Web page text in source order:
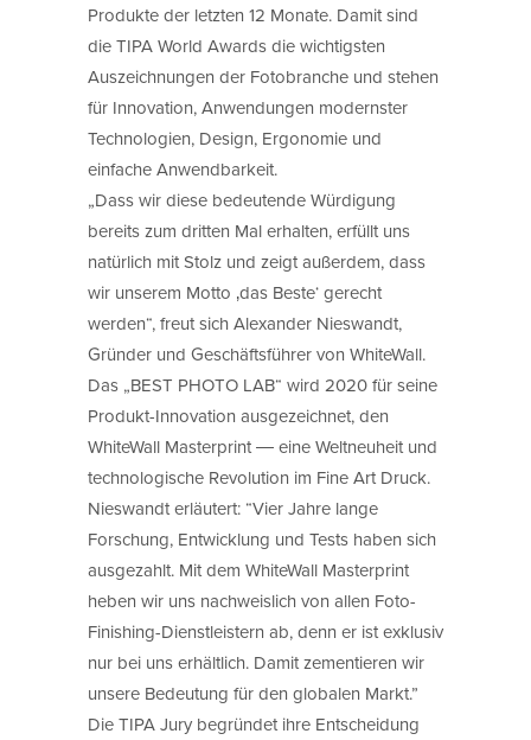
Produkte der letzten 12 Monate. Damit sind
die TIPA World Awards die wichtigsten
Auszeichnungen der Fotobranche und stehen
für Innovation, Anwendungen modernster
Technologien, Design, Ergonomie und
einfache Anwendbarkeit.
„Dass wir diese bedeutende Würdigung
bereits zum dritten Mal erhalten, erfüllt uns
natürlich mit Stolz und zeigt außerdem, dass
wir unserem Motto ‚das Beste‘ gerecht
werden“, freut sich Alexander Nieswandt,
Gründer und Geschäftsführer von WhiteWall.
Das „BEST PHOTO LAB“ wird 2020 für seine
Produkt-Innovation ausgezeichnet, den
WhiteWall Masterprint ― eine Weltneuheit und
technologische Revolution im Fine Art Druck.
Nieswandt erläutert: “Vier Jahre lange
Forschung, Entwicklung und Tests haben sich
ausgezahlt. Mit dem WhiteWall Masterprint
heben wir uns nachweislich von allen Foto-
Finishing-Dienstleistern ab, denn er ist exklusiv
nur bei uns erhältlich. Damit zementieren wir
unsere Bedeutung für den globalen Markt.”
Die TIPA Jury begründet ihre Entscheidung